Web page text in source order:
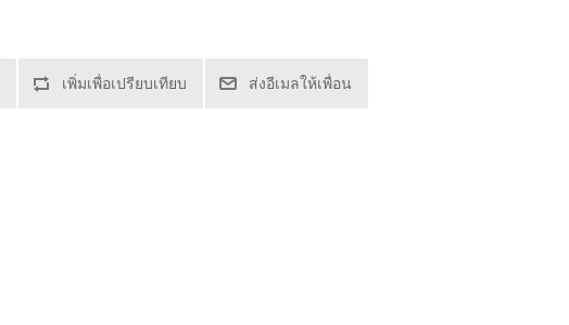
เพิ่มเพื่อเปรียบเทียบ ส่งอีเมลให้เพื่อน